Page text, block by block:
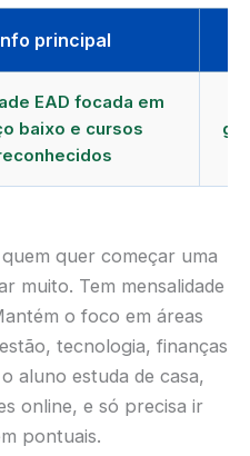
principal
EAD focada em
baixo e cursos
quer começar uma
muito. Tem mensalidade
o foco em áreas
tecnologia, finanças
aluno estuda de casa,
online, e só precisa ir
pontuais.